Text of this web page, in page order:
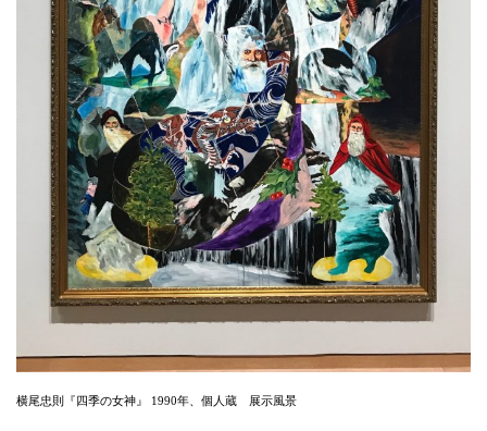
横尾忠則『四季の女神』 1990年、個人蔵 展示風景